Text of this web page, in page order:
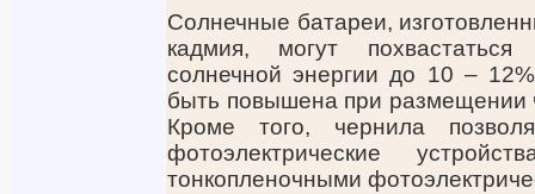
Солнечные батареи,
кадмия, могут похвастаться
солнечной энергии до 10 –
быть повышена при размещении
Кроме того, чернила
фотоэлектрические
тонкопленочными